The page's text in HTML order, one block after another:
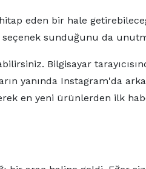
eden bir hale
seçenek sunduğunu da
Bilgisayar
yanında Instagram'da
en yeni ürünlerden ilk